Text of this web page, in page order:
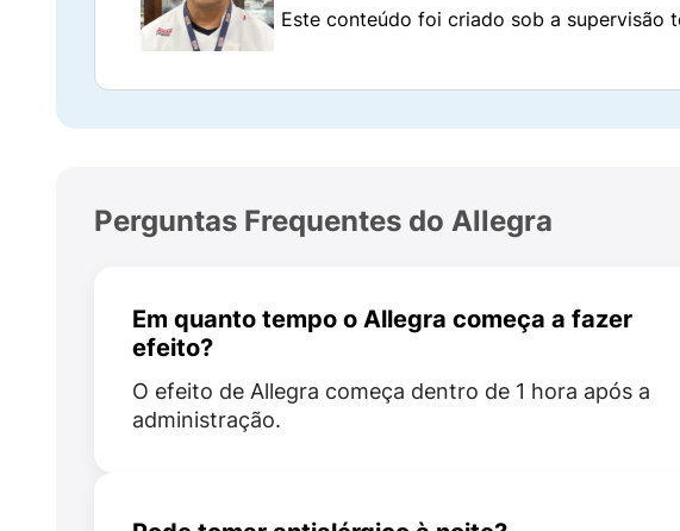
Edetato dissódico di-hidratado;
Goma xantana;
Fosfato de sódio monobásico monoidratado;
Fosfato de sódio dibásico heptaidratado;
Creme flavorizante de framboesa;
Este conteúdo foi criado sob a supervisão
Perguntas Frequentes do Allegra
Em quanto tempo o Allegra começa a fazer
efeito?
O efeito de Allegra começa dentro de 1 hora após a
administração.